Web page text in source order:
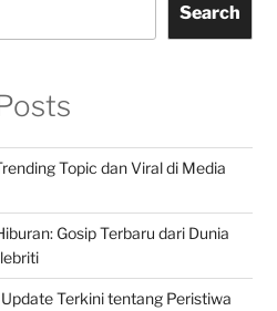
Search
Topic dan Viral di Media
Gosip Terbaru dari Dunia
Terkini tentang Peristiwa